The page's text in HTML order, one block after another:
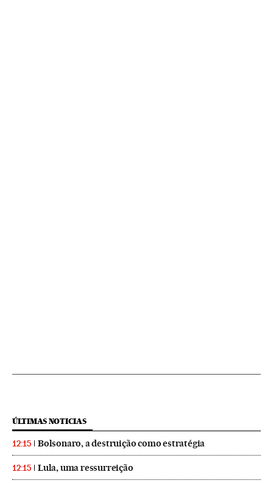
ÚLTIMAS NOTICIAS
12:15 Bolsonaro, a destruição como estratégia
12:15 Lula, uma ressurreição